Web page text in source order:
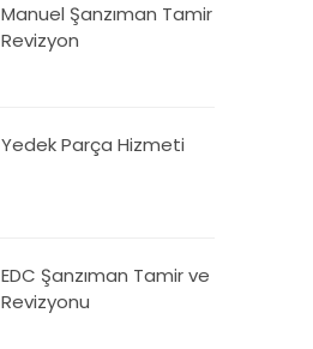
Manuel Şanzıman Tamir
Revizyon
Yedek Parça Hizmeti
EDC Şanzıman Tamir ve
Revizyonu